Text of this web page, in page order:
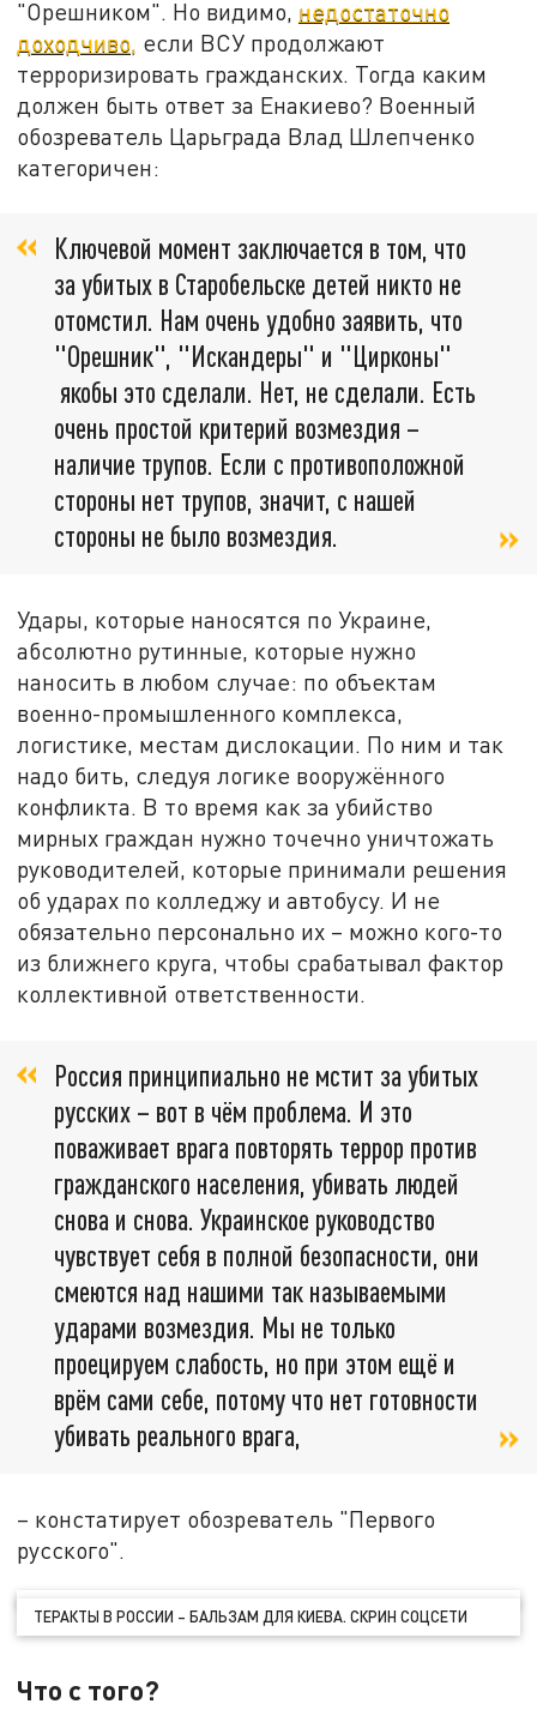
"Орешником". Но видимо, недостаточно
доходчиво, если ВСУ продолжают
терроризировать гражданских. Тогда каким
должен быть ответ за Енакиево? Военный
обозреватель Царьграда Влад Шлепченко
категоричен:
Ключевой момент заключается в том, что
за убитых в Старобельске детей никто не
отомстил. Нам очень удобно заявить, что
"Орешник", "Искандеры" и "Цирконы"
якобы это сделали. Нет, не сделали. Есть
очень простой критерий возмездия –
наличие трупов. Если с противоположной
стороны нет трупов, значит, с нашей
стороны не было возмездия.
Удары, которые наносятся по Украине,
абсолютно рутинные, которые нужно
наносить в любом случае: по объектам
военно-промышленного комплекса,
логистике, местам дислокации. По ним и так
надо бить, следуя логике вооружённого
конфликта. В то время как за убийство
мирных граждан нужно точечно уничтожать
руководителей, которые принимали решения
об ударах по колледжу и автобусу. И не
обязательно персонально их – можно кого-то
из ближнего круга, чтобы срабатывал фактор
коллективной ответственности.
Россия принципиально не мстит за убитых
русских – вот в чём проблема. И это
поваживает врага повторять террор против
гражданского населения, убивать людей
снова и снова. Украинское руководство
чувствует себя в полной безопасности, они
смеются над нашими так называемыми
ударами возмездия. Мы не только
проецируем слабость, но при этом ещё и
врём сами себе, потому что нет готовности
убивать реального врага,
– констатирует обозреватель "Первого
русского".
ТЕРАКТЫ В РОССИИ – БАЛЬЗАМ ДЛЯ КИЕВА. СКРИН СОЦСЕТИ
Что с того?